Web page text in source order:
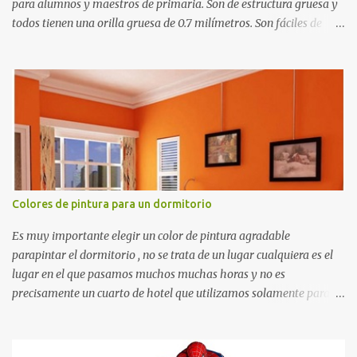
para alumnos y maestros de primaria. Son de estructura gruesa y
todos tienen una orilla gruesa de 0.7 milímetros. Son fáciles de
matemáticos, para decorar los cumpleaños de los niños, entre
otras cosas.
Colores de pintura para un dormitorio
Es muy importante elegir un color de pintura agradable
parapintar el dormitorio , no se trata de un lugar cualquiera es el
lugar en el que pasamos muchos muchas horas y no es
precisamente un cuarto de hotel que utilizamos solamente para
cómodo y también para nuestra vista. Te mostramos algunas